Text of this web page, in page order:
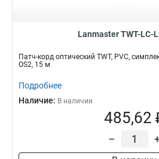
Lanmaster TWT-LC-
Патч-корд оптический TWT, PVC,
OS2, 15 м
Подробнее
Наличие: В наличии
485,62
–